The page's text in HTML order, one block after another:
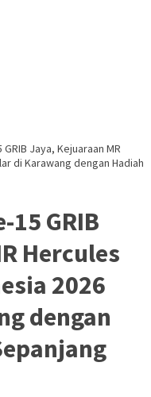
Jaya, Kejuaraan MR
di Karawang dengan Hadiah
15 GRIB
Hercules
2026
dengan